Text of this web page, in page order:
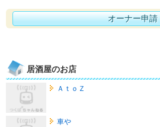
オーナー申請
居酒屋のお店
ＡｔｏＺ
車や